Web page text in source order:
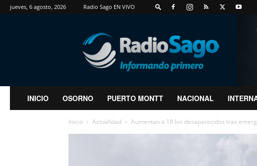
jueves, 6 agosto, 2026 Radio Sago EN VIVO
RadioSago
INICIO OSORNO PUERTO MONTT NACIONAL
Inicio Actualidad Aumentan a 18 los desaparecidos tras